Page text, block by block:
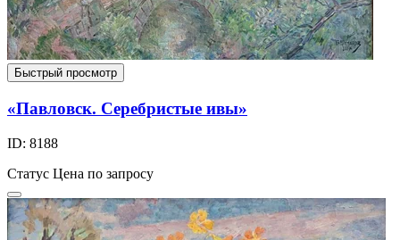
Быстрый просмотр
«Павловск. Серебристые ивы»
ID: 8188
Статус Цена по запросу